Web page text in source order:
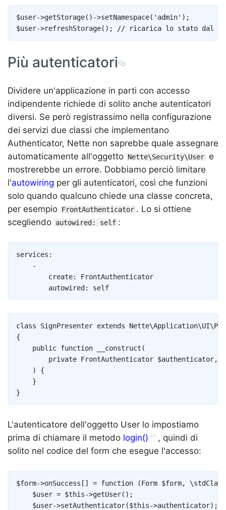
$user->getStorage( ) ->setNamespace( 'admin' ) ;
$user->refreshStorage( ) ; // ricarica lo stato dal
Copy
Più autenticatori
Dividere un'applicazione in parti con accesso
indipendente richiede di solito anche autenticatori
diversi. Se però registrassimo nella configurazione
dei servizi due classi che implementano
Authenticator, Nette non saprebbe quale assegnare
automaticamente all'oggetto Nette\Security\User
e
mostrerebbe un errore. Dobbiamo perciò limitare
l'autowiring per gli autenticatori, così che funzioni
solo quando qualcuno chiede una classe concreta,
per esempio FrontAuthenticator . Lo si ottiene
scegliendo autowired: self :
services :
-
create:
FrontAuthenticator
autowired : self
class SignPresenter extends Nette\Application\UI\
{
public function __construct (
private FrontAuthenticator $authenticator,
)
{
}
}
Copy
L'autenticatore dell'oggetto User lo impostiamo
prima di chiamare il metodo login()
, quindi di
solito nel codice del form che esegue l'accesso:
$form->onSuccess [ ] = function (Form $form, \stdClass
$user = $this->getUser( ) ;
$user->setAuthenticator($this->authenticator) ;
Copy